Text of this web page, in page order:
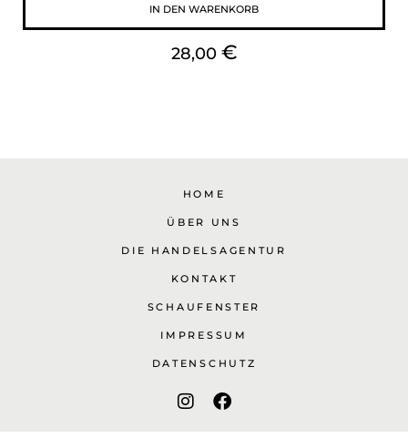
IN DEN WARENKORB
28,00 €
HOME
ÜBER UNS
DIE HANDELSAGENTUR
KONTAKT
SCHAUFENSTER
IMPRESSUM
DATENSCHUTZ